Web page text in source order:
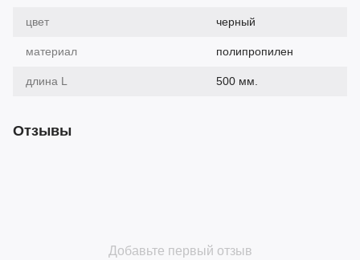
цвет черный
материал полипропилен
длина L 500 мм.
Отзывы
Добавьте первый отзыв